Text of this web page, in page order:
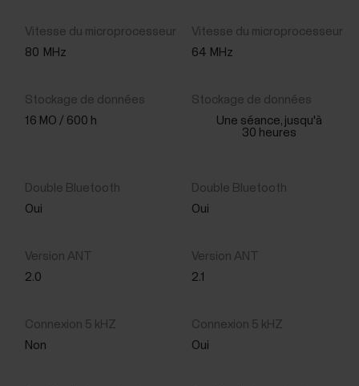
80 MHz 64 MHz
16 MO / 600 h
Une séance, jusqu'à
30 heures
Oui Oui
2.0 2.1
Non Oui